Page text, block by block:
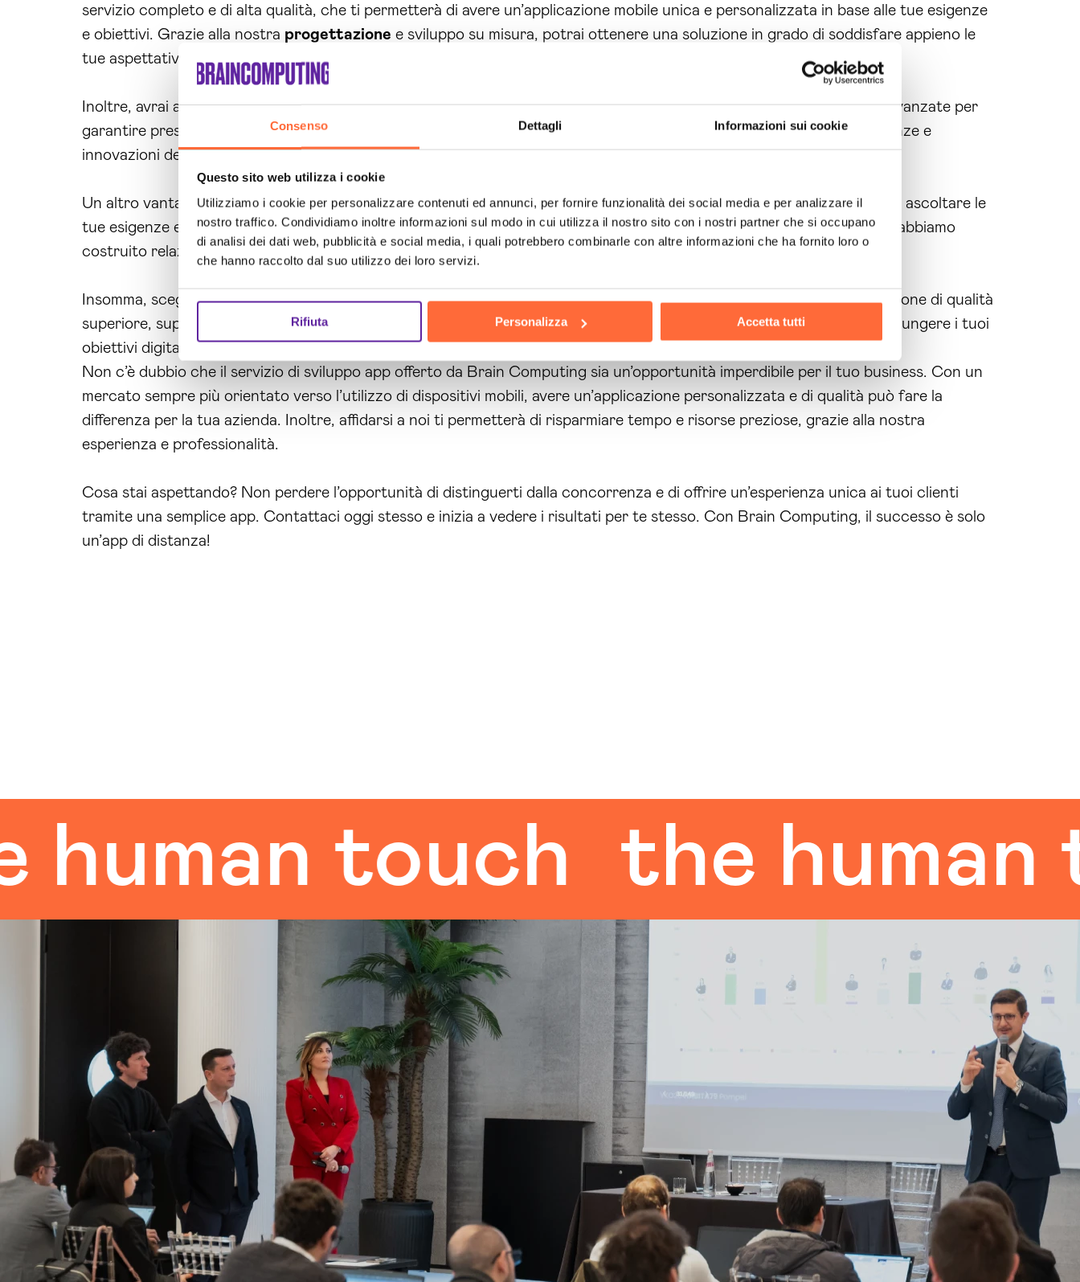
Consenso Dettagli Informazioni sui cookie
Questo sito web utilizza i cookie
Utilizziamo i cookie per personalizzare contenuti ed annunci, per fornire funzionalità dei social media e per analizzare il
nostro traffico. Condividiamo inoltre informazioni sul modo in cui utilizza il nostro sito con i nostri partner che si occupano
di analisi dei dati web, pubblicità e social media, i quali potrebbero combinarle con altre informazioni che ha fornito loro o
che hanno raccolto dal suo utilizzo dei loro servizi.
Rifiuta Personalizza Accetta tutti
servizio completo e di alta qualità, che ti permetterà di avere un’applicazione mobile unica e personalizzata in base alle tue esigenze
e obiettivi. Grazie alla nostra progettazione e sviluppo su misura, potrai ottenere una soluzione in grado di soddisfare appieno le
tue aspettative e quelle dei tuoi clienti.
Inoltre, avrai a disposizione un team di programmatori esperti e altamente qualificati, che utilizzano le tecnologie più avanzate per
garantire prestazioni ottimali e una navigazione fluida. Ci assicuriamo sempre di rimanere aggiornati sulle ultime tendenze e
innovazioni del settore, al fine di offrirti un servizio all’avanguardia.
Un altro vantaggio di affidarsi a Brain Computing è il nostro approccio orientato al cliente. Siamo sempre disponibili ad ascoltare le
tue esigenze e a fornirti un supporto costante durante tutto il processo di sviluppo dell’app. Grazie a questa filosofia, abbiamo
costruito relazioni di fiducia con i nostri clienti e raggiunto risultati eccellenti.
Insomma, scegliere Brain Computing come tua agenzia disviluppo app Massa-Carrarasignifica ottenere una soluzione di qualità
superiore, supporto personalizzato e risultati concreti. Contattaci oggi stesso e scopri come possiamo aiutarti a raggiungere i tuoi
obiettivi digitali!
Non c’è dubbio che il servizio di sviluppo app offerto da Brain Computing sia un’opportunità imperdibile per il tuo business. Con un
mercato sempre più orientato verso l’utilizzo di dispositivi mobili, avere un’applicazione personalizzata e di qualità può fare la
differenza per la tua azienda. Inoltre, affidarsi a noi ti permetterà di risparmiare tempo e risorse preziose, grazie alla nostra
esperienza e professionalità.
Cosa stai aspettando? Non perdere l’opportunità di distinguerti dalla concorrenza e di offrire un’esperienza unica ai tuoi clienti
tramite una semplice app. Contattaci oggi stesso e inizia a vedere i risultati per te stesso. Con Brain Computing, il successo è solo
un’app di distanza!
touch the human